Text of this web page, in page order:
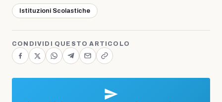
Istituzioni Scolastiche
CONDIVIDI QUESTO ARTICOLO